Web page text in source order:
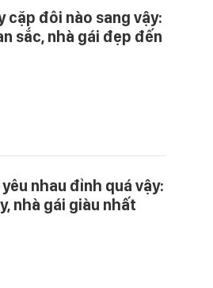
cặp đôi nào sang vậy:
sắc, nhà gái đẹp đến
nhau đỉnh quá vậy:
nhà gái giàu nhất